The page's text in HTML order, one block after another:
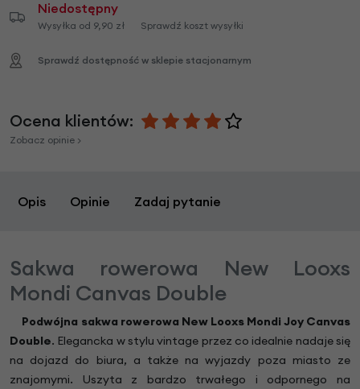
Niedostępny
Wysyłka od 9,90 zł Sprawdź koszt wysyłki
Sprawdź dostępność w sklepie stacjonarnym
Ocena klientów:
Zobacz opinie >
Opis Opinie Zadaj pytanie
Sakwa rowerowa New Looxs
Mondi Canvas Double
Podwójna sakwa rowerowa New Looxs Mondi Joy Canvas
Double. Elegancka w stylu vintage przez co idealnie nadaje się
na dojazd do biura, a także na wyjazdy poza miasto ze
znajomymi. Uszyta z bardzo trwałego i odpornego na